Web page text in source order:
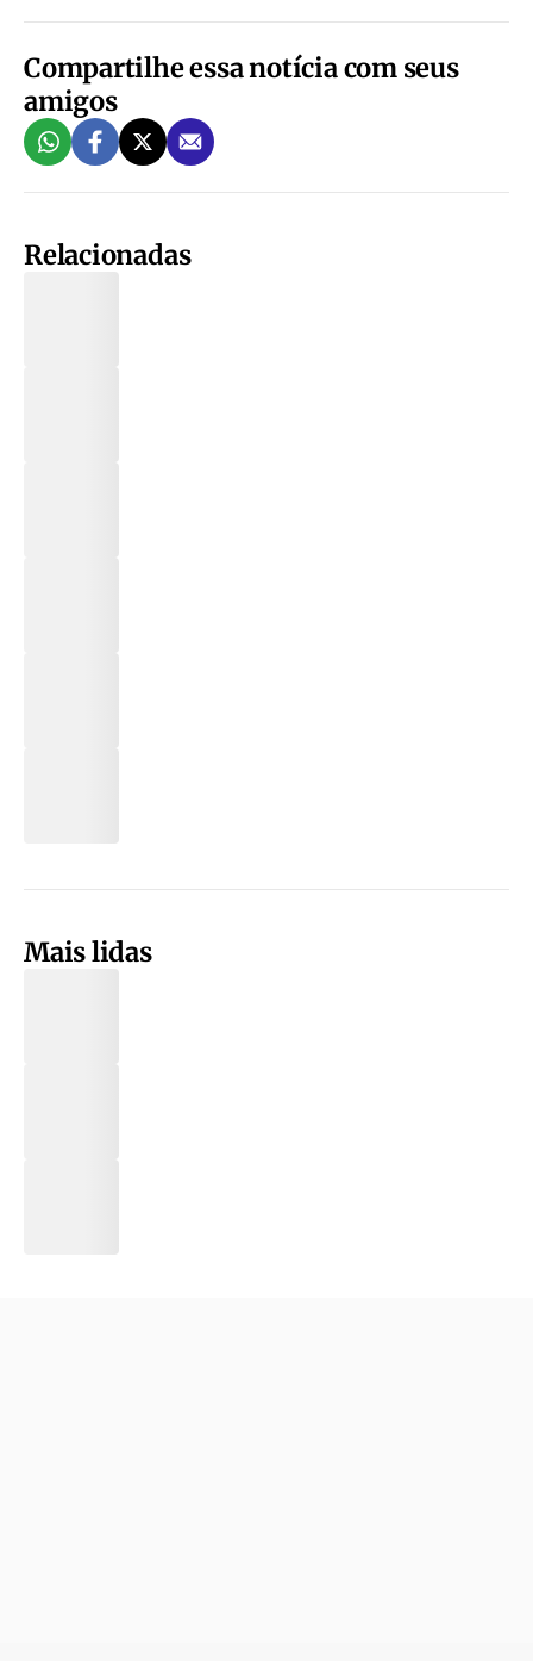
Compartilhe essa notícia com seus
amigos
Relacionadas
Mais lidas